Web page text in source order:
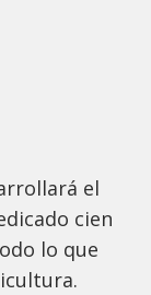
el
cien
lo que